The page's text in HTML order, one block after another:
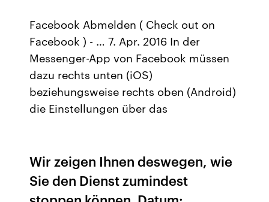
Facebook Abmelden ( Check out on
Facebook ) - … 7. Apr. 2016 In der
Messenger-App von Facebook müssen
dazu rechts unten (iOS)
beziehungsweise rechts oben (Android)
die Einstellungen über das
Wir zeigen Ihnen deswegen, wie
Sie den Dienst zumindest